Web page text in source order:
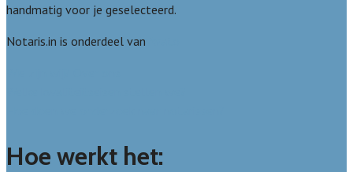
handmatig voor je geselecteerd.
Notaris.in is onderdeel van
Hoe werkt het: